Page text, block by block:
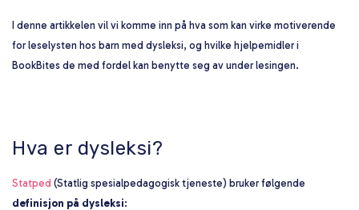
I denne artikkelen vil vi komme inn på hva som kan virke motiverende
for leselysten hos barn med dysleksi, og hvilke hjelpemidler i
BookBites de med fordel kan benytte seg av under lesingen.
Hva er dysleksi?
Statped (Statlig spesialpedagogisk tjeneste) bruker følgende
definisjon på dysleksi: